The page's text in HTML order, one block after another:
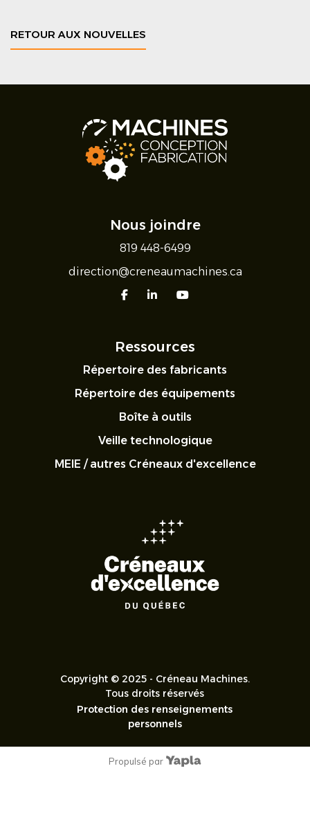
RETOUR AUX NOUVELLES
Nous joindre
819 448-6499
direction@creneaumachines.ca
facebooklinkedinyoutube
Ressources
Répertoire des fabricants
Répertoire des équipements
Boîte à outils
Veille technologique
MEIE / autres Créneaux d'excellence
Copyright © 2025 - Créneau Machines.
Tous droits réservés
Protection des renseignements
personnels
Propulsé par